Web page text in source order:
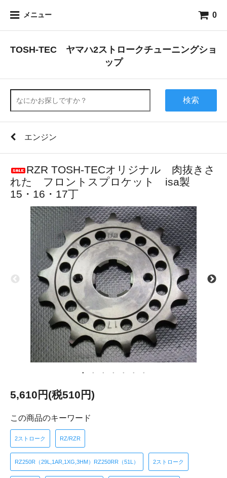
メニュー 0
TOSH-TEC ヤマハ2ストロークチューニングショ
ップ
検索
エンジン
RZR TOSH-TECオリジナル 肉抜きさ
れた フロントスプロケット isa製
15・16・17丁
5,610円(税510円)
この商品のキーワード
2ストローク RZ/RZR
RZ250R（29L,1AR,1XG,3HM）RZ250RR（51L） 2ストローク